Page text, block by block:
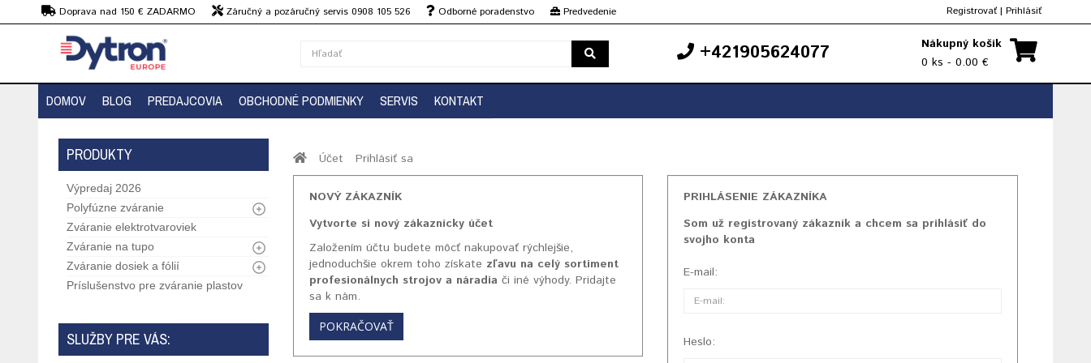
Doprava nad 150 € ZADARMO Záručný a pozáručný servis 0908 105 526 Odborné poradenstvo
Predvedenie
strojov
Registrovať | Prihlásiť
+421905624077
Nákupný košík
0 ks - 0.00 €
DOMOV BLOG PREDAJCOVIA OBCHODNÉ PODMIENKY SERVIS KONTAKT
PRODUKTY
Výpredaj 2026
Polyfúzne zváranie
Zváranie elektrotvaroviek
Zváranie na tupo
Zváranie dosiek a fólií
Príslušenstvo pre zváranie plastov
SLUŽBY PRE VÁS:
Účet Prihlásiť sa
NOVÝ ZÁKAZNÍK
Vytvorte si nový zákaznícky účet
Založením účtu budete môcť nakupovať rýchlejšie,
jednoduchšie okrem toho získate zľavu na celý sortiment
profesionálnych strojov a náradia či iné výhody. Pridajte
sa k nám.
POKRAČOVAŤ
PRIHLÁSENIE ZÁKAZNÍKA
Som už registrovaný zákazník a chcem sa prihlásiť do
svojho konta
E-mail:
Heslo: